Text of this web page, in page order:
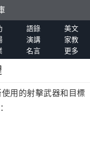
語錄
美文
演講
家教
名言 更多
用的射擊武器和目標